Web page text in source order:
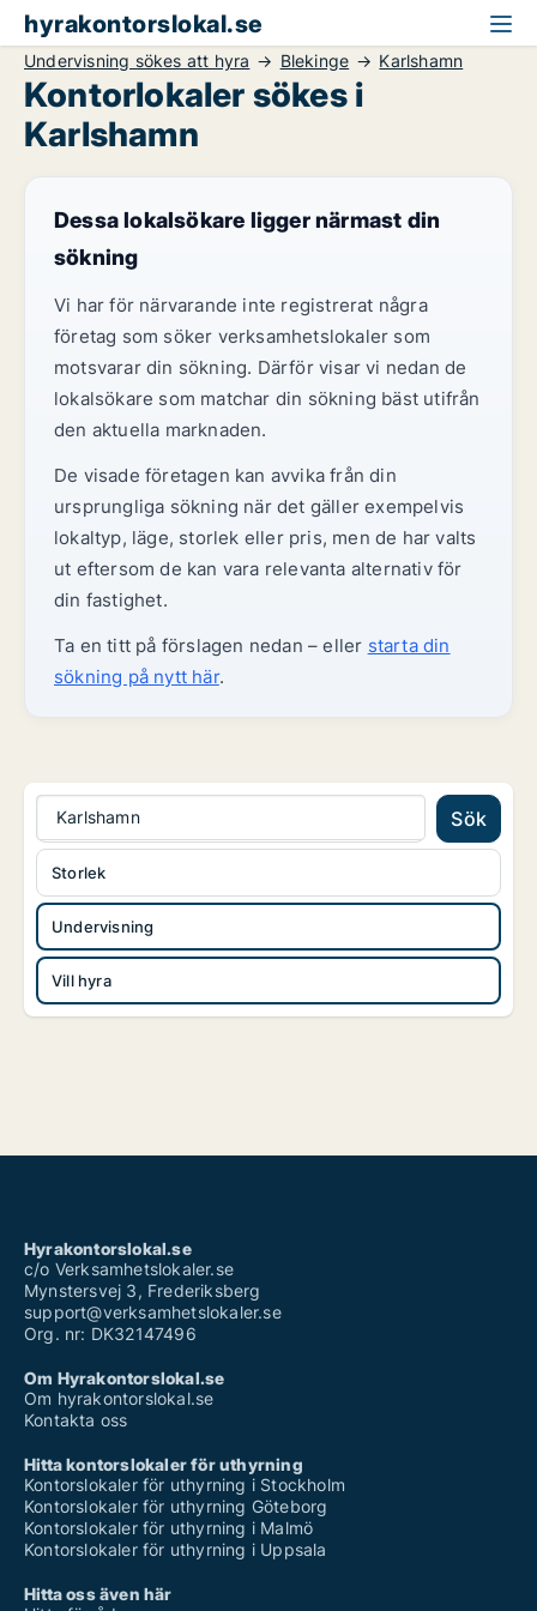
hyrakontorslokal.se
Undervisning sökes att hyra Blekinge Karlshamn
Kontorlokaler sökes i
Karlshamn
Dessa lokalsökare ligger närmast din
sökning
Vi har för närvarande inte registrerat några
företag som söker verksamhetslokaler som
motsvarar din sökning. Därför visar vi nedan de
lokalsökare som matchar din sökning bäst utifrån
den aktuella marknaden.
De visade företagen kan avvika från din
ursprungliga sökning när det gäller exempelvis
lokaltyp, läge, storlek eller pris, men de har valts
ut eftersom de kan vara relevanta alternativ för
din fastighet.
Ta en titt på förslagen nedan – eller starta din
sökning på nytt här.
Karlshamn Sök
Undervisning
Vill hyra
Storlek
Hyrakontorslokal.se
c/o Verksamhetslokaler.se
Mynstersvej 3, Frederiksberg
support@verksamhetslokaler.se
Org. nr: DK32147496
Om Hyrakontorslokal.se
Om hyrakontorslokal.se
Kontakta oss
Hitta kontorslokaler för uthyrning
Kontorslokaler för uthyrning i Stockholm
Kontorslokaler för uthyrning Göteborg
Kontorslokaler för uthyrning i Malmö
Kontorslokaler för uthyrning i Uppsala
Hitta oss även här